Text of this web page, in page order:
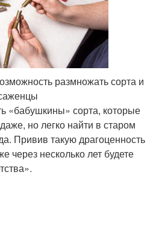
размножать сорта и
«бабушкины» сорта, которые
но легко найти в старом
Привив такую драгоценность
через несколько лет будете